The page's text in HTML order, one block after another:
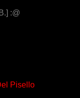
:@
Pisello